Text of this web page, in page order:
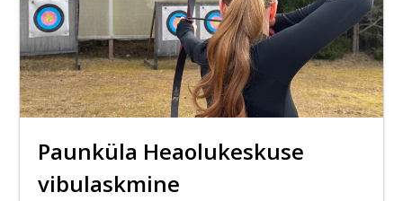
Paunküla Heaolukeskuse
vibulaskmine